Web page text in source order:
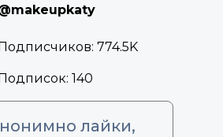
Подписчиков: 774.5K
Подписок: 140
лайки,